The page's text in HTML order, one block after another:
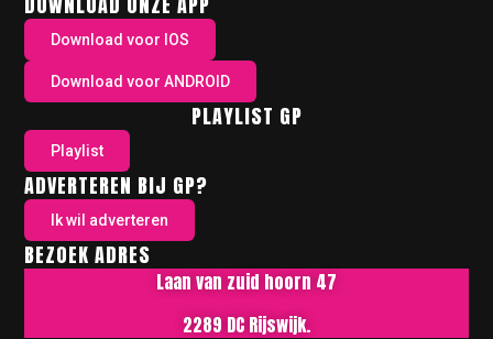
Download voor IOS
Download voor ANDROID
PLAYLIST GP
Playlist
ADVERTEREN BIJ GP?
Ik wil adverteren
BEZOEK ADRES
Laan van zuid hoorn 47
2289 DC Rijswijk.